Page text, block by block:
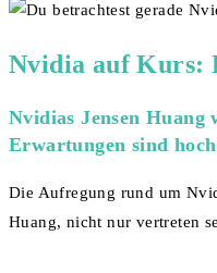
Nvidia auf Kurs:
Nvidias Jensen
Erwartungen sind hoch
Die Aufregung rund um
Huang, nicht nur vertreten